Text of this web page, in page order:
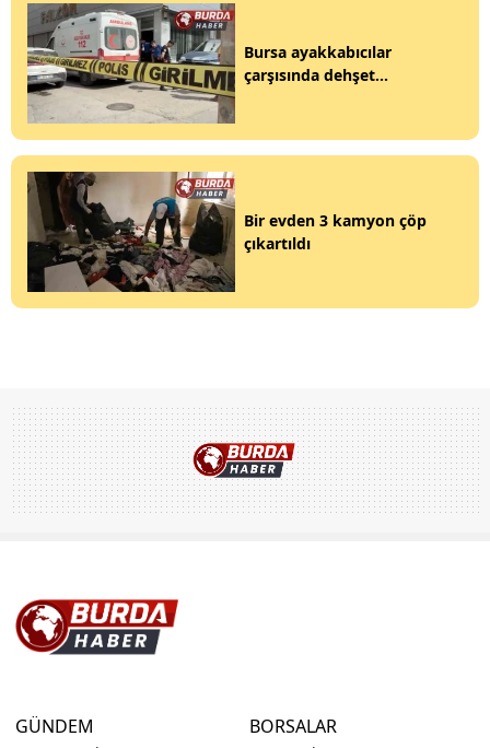
Bursa ayakkabıcılar
çarşısında dehşet...
Bir evden 3 kamyon çöp
çıkartıldı
GÜNDEM
BORSALAR